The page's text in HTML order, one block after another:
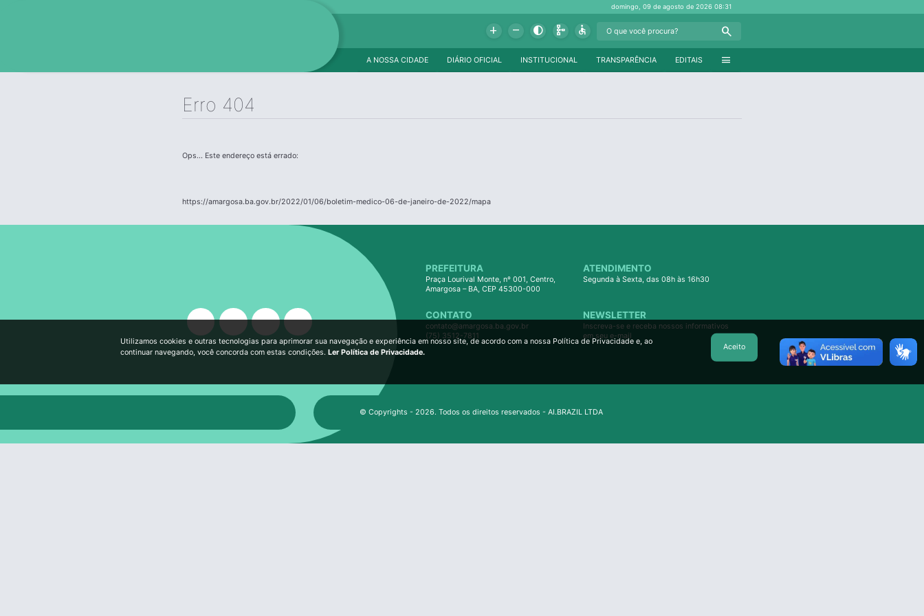
domingo, 09 de agosto de 202608:31
Add Remove Contrast Schema Accessible Search
menu
EDITAIS
TRANSPARÊNCIA
INSTITUCIONAL
DIÁRIO OFICIAL
A NOSSA CIDADE
Erro 404
Ops... Este endereço está errado:
https://amargosa.ba.gov.br/2022/01/06/boletim-medico-06-de-janeiro-de-2022/mapa
PREFEITURA
Praça Lourival Monte, nº 001, Centro,
Amargosa – BA, CEP 45300-000
ATENDIMENTO
Segunda à Sexta, das 08h às 16h30
CONTATO
contato@amargosa.ba.gov.br
(75) 3512-7811
NEWSLETTER
Inscreva-se e receba nossos informativos
em seu e-mail
© Copyrights - 2026. Todos os direitos reservados - AI.BRAZIL LTDA
Utilizamos cookies e outras tecnologias para aprimorar sua navegação e experiência em nosso site, de acordo com a nossa Política de Privacidade e, ao
continuar navegando, você concorda com estas condições. Ler Política de Privacidade.
Aceito